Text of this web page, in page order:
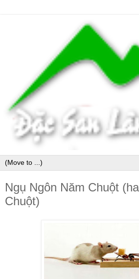
Ngụ Ngôn Năm Chuột
Chuột)